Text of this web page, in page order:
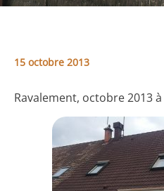
15 octobre 2013
Ravalement, octobre 2013